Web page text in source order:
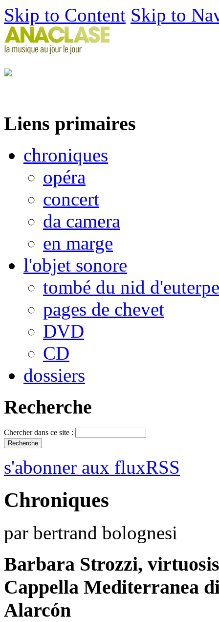
Skip to Content Skip to
Liens primaires
chroniques
opéra
concert
da camera
en marge
l'objet sonore
tombé du nid d'euterpe
pages de chevet
DVD
CD
dossiers
Recherche
Chercher dans ce site :
s'abonner aux fluxRSS
Chroniques
par bertrand bolognesi
Barbara Strozzi,
Cappella Mediterranea
Alarcón